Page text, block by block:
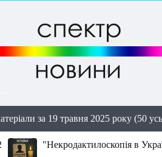
за 19 травня 2025 року (50
"Некродактилоскопія в